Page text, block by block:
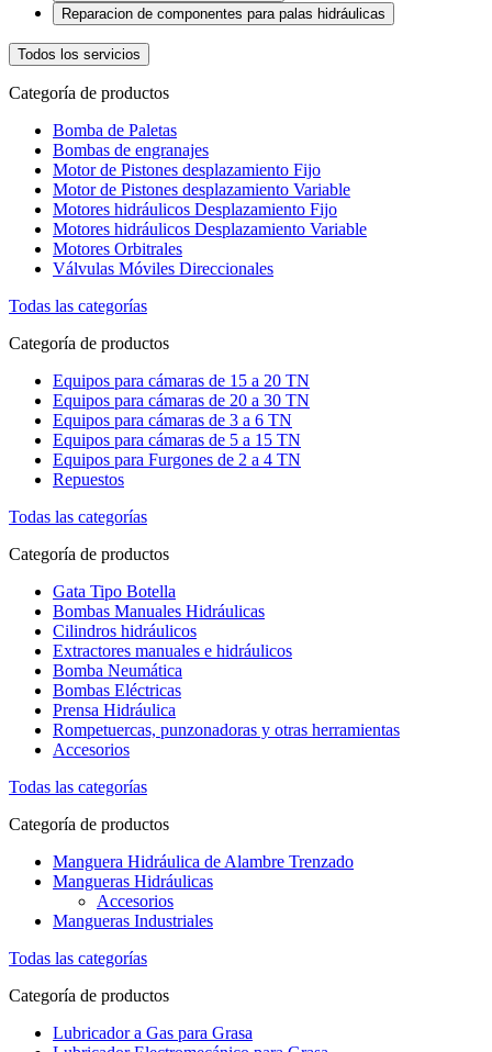
Reparacion de componentes para palas hidráulicas
Todos los servicios
Categoría de productos
Bomba de Paletas
Bombas de engranajes
Motor de Pistones desplazamiento Fijo
Motor de Pistones desplazamiento Variable
Motores hidráulicos Desplazamiento Fijo
Motores hidráulicos Desplazamiento Variable
Motores Orbitrales
Válvulas Móviles Direccionales
Todas las categorías
Categoría de productos
Equipos para cámaras de 15 a 20 TN
Equipos para cámaras de 20 a 30 TN
Equipos para cámaras de 3 a 6 TN
Equipos para cámaras de 5 a 15 TN
Equipos para Furgones de 2 a 4 TN
Repuestos
Todas las categorías
Categoría de productos
Gata Tipo Botella
Bombas Manuales Hidráulicas
Cilindros hidráulicos
Extractores manuales e hidráulicos
Bomba Neumática
Bombas Eléctricas
Prensa Hidráulica
Rompetuercas, punzonadoras y otras herramientas
Accesorios
Todas las categorías
Categoría de productos
Manguera Hidráulica de Alambre Trenzado
Mangueras Hidráulicas
Accesorios
Mangueras Industriales
Todas las categorías
Categoría de productos
Lubricador a Gas para Grasa